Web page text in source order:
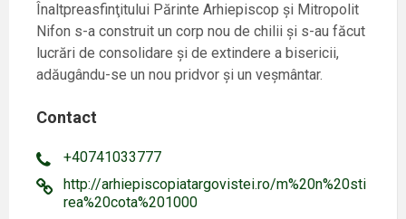
Înaltpreasfinţitului Părinte Arhiepiscop și Mitropolit
Nifon s-a construit un corp nou de chilii şi s-au făcut
lucrări de consolidare și de extindere a bisericii,
adăugându-se un nou pridvor și un veșmântar.
Contact
+40741033777
http://arhiepiscopiatargovistei.ro/m%20n%20sti
rea%20cota%201000